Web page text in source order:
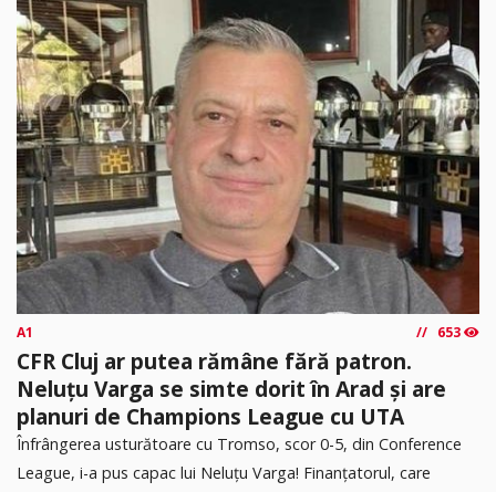
A1 653
CFR Cluj ar putea rămâne fără patron.
Neluțu Varga se simte dorit în Arad și are
planuri de Champions League cu UTA
Înfrângerea usturătoare cu Tromso, scor 0-5, din Conference
League, i-a pus capac lui Neluțu Varga! Finanțatorul, care